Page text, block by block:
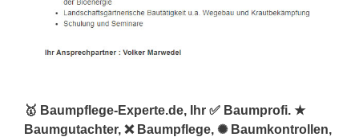
🥇 Baumpflege-Experte.de, Ihr ✅ Baumprofi. ★
Baumgutachter, ❌ Baumpflege, ✺ Baumkontrollen,